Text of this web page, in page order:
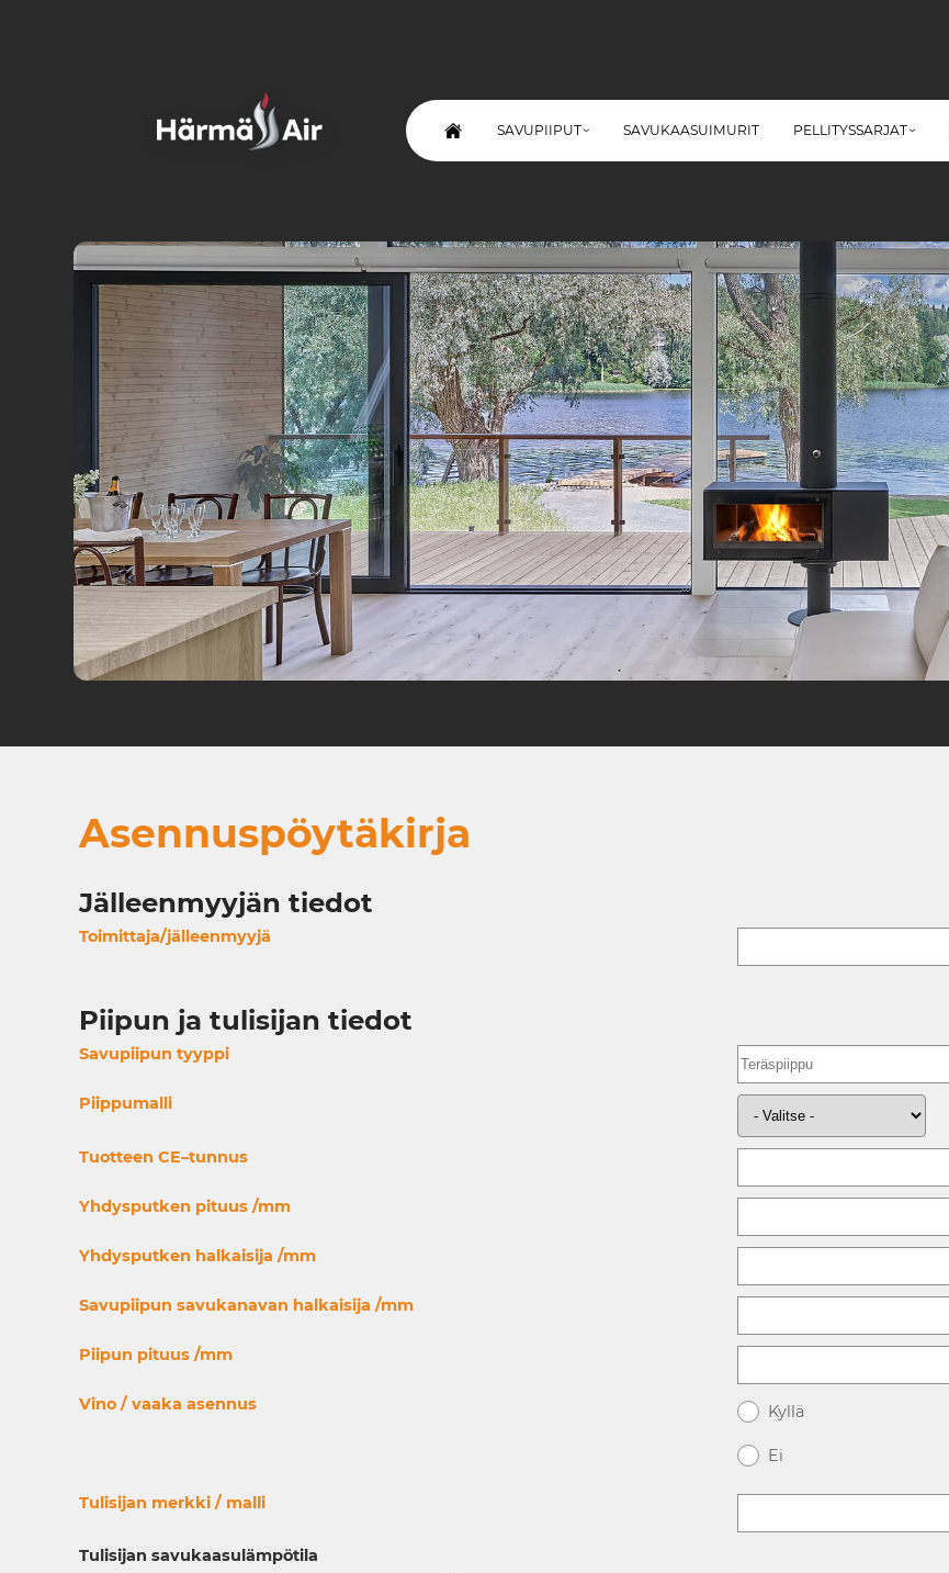
SAVUPIIPUT› SAVUKAASUIMURIT PELLITYSSARJAT›
Asennuspöytäkirja
Jälleenmyyjän tiedot
Toimittaja/jälleenmyyjä
Piipun ja tulisijan tiedot
Savupiipun tyyppi
Piippumalli
Tuotteen CE–tunnus
Yhdysputken pituus /mm
Yhdysputken halkaisija /mm
Savupiipun savukanavan halkaisija /mm
Piipun pituus /mm
Vino / vaaka asennus Kyllä
Ei
Tulisijan merkki / malli
Tulisijan savukaasulämpötila